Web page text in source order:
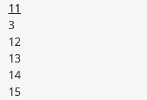
11
3
12
13
14
15